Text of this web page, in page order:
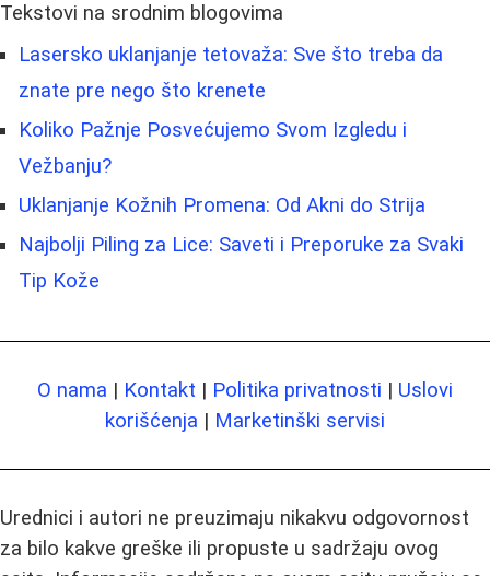
Tekstovi na srodnim blogovima
Lasersko uklanjanje tetovaža: Sve što treba da
znate pre nego što krenete
Koliko Pažnje Posvećujemo Svom Izgledu i
Vežbanju?
Uklanjanje Kožnih Promena: Od Akni do Strija
Najbolji Piling za Lice: Saveti i Preporuke za Svaki
Tip Kože
O nama | Kontakt | Politika privatnosti | Uslovi
korišćenja | Marketinški servisi
Urednici i autori ne preuzimaju nikakvu odgovornost
za bilo kakve greške ili propuste u sadržaju ovog